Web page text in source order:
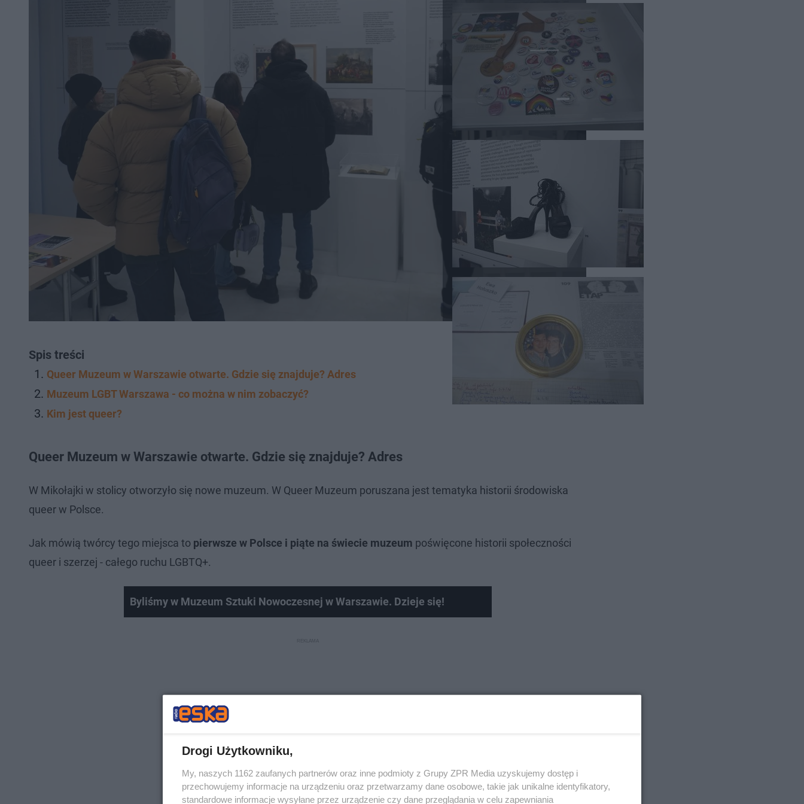
Spis treści
Queer Muzeum w Warszawie otwarte. Gdzie się znajduje? Adres
Muzeum LGBT Warszawa - co można w nim zobaczyć?
Kim jest queer?
Queer Muzeum w Warszawie otwarte. Gdzie się znajduje? Adres
W Mikołajki w stolicy otworzyło się nowe muzeum. W Queer Muzeum poruszana jest tematyka historii środowiska
queer w Polsce.
Jak mówią twórcy tego miejsca to pierwsze w Polsce i piąte na świecie muzeum poświęcone historii społeczności
queer i szerzej - całego ruchu LGBTQ+.
Byliśmy w Muzeum Sztuki Nowoczesnej w Warszawie. Dzieje się!
Drogi Użytkowniku,
My, naszych 1162 zaufanych partnerów oraz inne podmioty z Grupy ZPR Media uzyskujemy dostęp i
przechowujemy informacje na urządzeniu oraz przetwarzamy dane osobowe, takie jak unikalne identyfikatory,
standardowe informacje wysyłane przez urządzenie czy dane przeglądania w celu zapewniania